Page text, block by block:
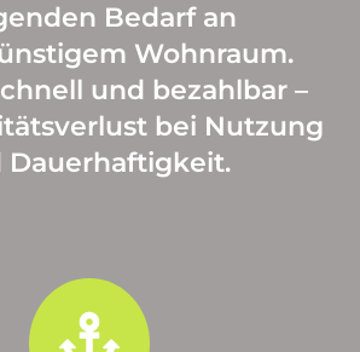
Bedarf an
Wohnraum.
und bezahlbar –
bei Nutzung
Dauerhaftigkeit.